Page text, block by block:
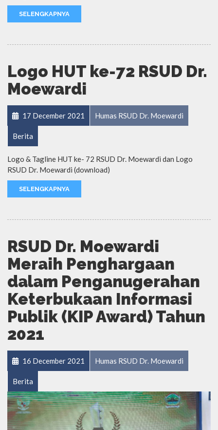
SELENGKAPNYA
Logo HUT ke-72 RSUD Dr.
Moewardi
17 December 2021 Humas RSUD Dr. Moewardi
Berita
Logo & Tagline HUT ke- 72 RSUD Dr. Moewardi dan Logo
RSUD Dr. Moewardi (download)
SELENGKAPNYA
RSUD Dr. Moewardi
Meraih Penghargaan
dalam Penganugerahan
Keterbukaan Informasi
Publik (KIP Award) Tahun
2021
16 December 2021 Humas RSUD Dr. Moewardi
Berita